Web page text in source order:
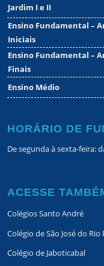
Jardim I e II
Ensino Fundamental –
Iniciais
Ensino Fundamental –
Finais
Ensino Médio
HORÁRIO DE
De segunda à sexta-feira:
ACESSE
Colégios Santo André
Colégio de São José do Rio
Colégio de Jaboticabal